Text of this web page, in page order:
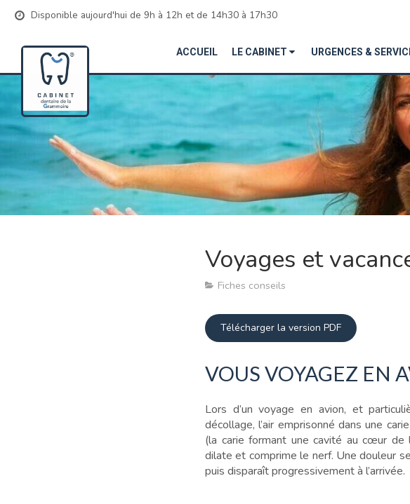
Disponible aujourd'hui de 9h à 12h et de 14h30 à 17h30
ACCUEIL LE CABINET URGENCES &
Voyages et
Fiches conseils
Télécharger la version PDF
VOUS VOYAGEZ EN
Lors d’un voyage en avion, et
décollage, l’air emprisonné dans une
(la carie formant une cavité au cœur de
dilate et comprime le nerf. Une douleur
puis disparaît progressivement à l’arrivée.